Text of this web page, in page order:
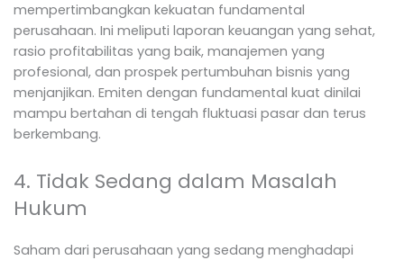
mempertimbangkan kekuatan fundamental
perusahaan. Ini meliputi laporan keuangan yang sehat,
rasio profitabilitas yang baik, manajemen yang
profesional, dan prospek pertumbuhan bisnis yang
menjanjikan. Emiten dengan fundamental kuat dinilai
mampu bertahan di tengah fluktuasi pasar dan terus
berkembang.
4. Tidak Sedang dalam Masalah
Hukum
Saham dari perusahaan yang sedang menghadapi